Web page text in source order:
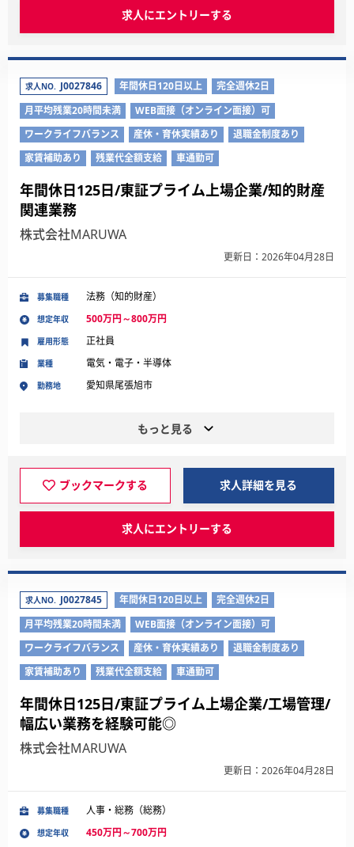
求人にエントリーする
求人NO. J0027846 年間休日120日以上
完全週休2日
月平均残業20時間未満
WEB面接（オンライン面接）可
ワークライフバランス
産休・育休実績あり
退職金制度あり
家賃補助あり
残業代全額支給 車通勤可
年間休日125日/東証プライム上場企業/知的財産
関連業務
株式会社MARUWA
更新日：2026年04月28日
募集職種 法務（知的財産）
想定年収 500万円～800万円
業種 電気・電子・半導体
勤務地 愛知県尾張旭市
雇用形態 正社員
もっと見る
ブックマークする 求人詳細を見る
求人にエントリーする
求人NO. J0027845 年間休日120日以上
完全週休2日
月平均残業20時間未満
WEB面接（オンライン面接）可
ワークライフバランス
産休・育休実績あり
退職金制度あり
家賃補助あり
残業代全額支給 車通勤可
年間休日125日/東証プライム上場企業/工場管理/
幅広い業務を経験可能◎
株式会社MARUWA
更新日：2026年04月28日
募集職種 人事・総務（総務）
想定年収 450万円～700万円